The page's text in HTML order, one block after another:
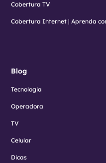
Cobertura TV
Cobertura Internet | Aprenda
Blog
Tecnologia
Operadora
TV
Celular
Dicas